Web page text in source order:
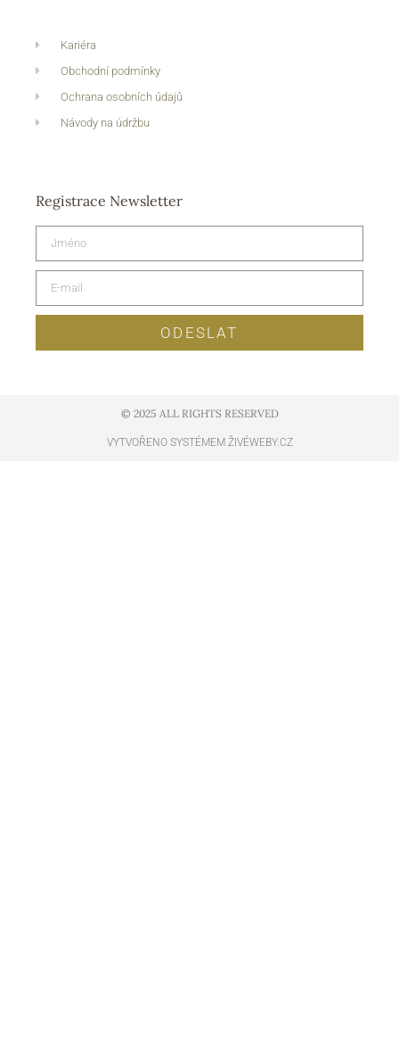
Kariéra
Obchodní podmínky
Ochrana osobních údajů
Návody na údržbu
Registrace Newsletter
ODESLAT
© 2025 ALL RIGHTS RESERVED​
VYTVOŘENO SYSTÉMEM ŽIVÉWEBY.CZ